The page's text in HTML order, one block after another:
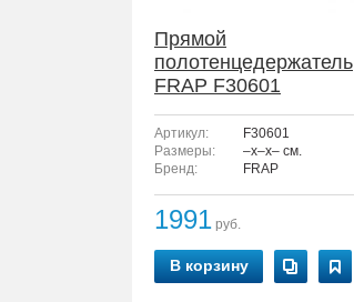
Прямой
полотенцедержатель
FRAP F30601
Артикул:
F30601
Размеры:
–x–x– см.
Бренд:
FRAP
1991 руб.
В корзину